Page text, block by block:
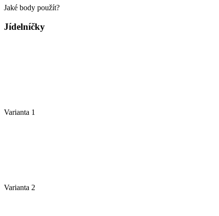
Jaké body použít?
Jídelníčky
Varianta 1
Varianta 2